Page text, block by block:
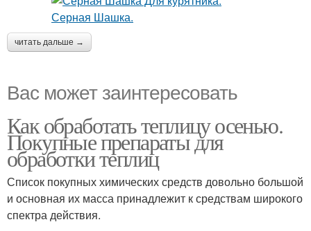
читать дальше →
Вас может заинтересовать
Как обработать теплицу осенью.
Покупные препараты для
обработки теплиц
Список покупных химических средств довольно большой
и основная их масса принадлежит к средствам широкого
спектра действия.